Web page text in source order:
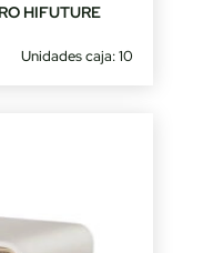
HIFUTURE
Unidades caja: 10